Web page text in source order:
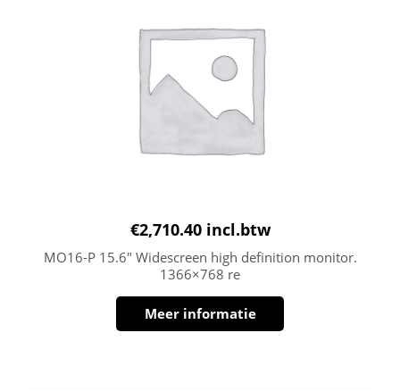
€2,710.40 incl.btw
MO16-P 15.6″ Widescreen high definition monitor.
1366×768 re
Meer informatie